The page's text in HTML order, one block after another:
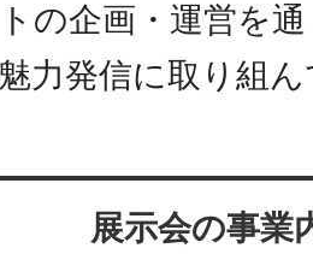
の企画・運営を
力発信に取り組
展示会の事業